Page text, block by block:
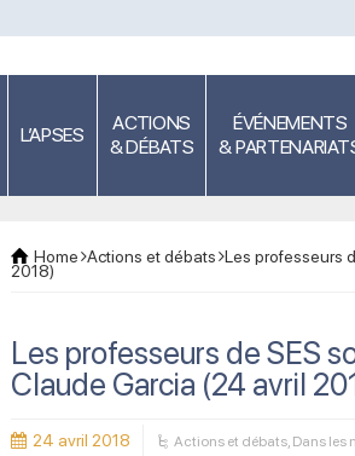
L’APSES
ACTIONS
& DÉBATS
ÉVÉNEMENTS
&
Home Actions et débats Les professeurs
2018)
Les professeurs de SES
Claude Garcia (24 avril
24 avril 2018 Actions et débats, Dans les